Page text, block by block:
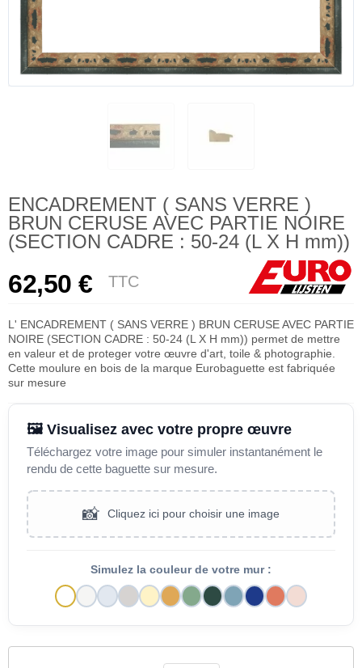
ENCADREMENT ( SANS VERRE )
BRUN CERUSE AVEC PARTIE NOIRE
(SECTION CADRE : 50-24 (L X H mm))
62,50 € TTC
L' ENCADREMENT ( SANS VERRE ) BRUN CERUSE AVEC PARTIE
NOIRE (SECTION CADRE : 50-24 (L X H mm)) permet de mettre
en valeur et de proteger votre œuvre d'art, toile & photographie.
Cette moulure en bois de la marque Eurobaguette est fabriquée
sur mesure
🖼️ Visualisez avec votre propre œuvre
Téléchargez votre image pour simuler instantanément le
rendu de cette baguette sur mesure.
📸 Cliquez ici pour choisir une image
Simulez la couleur de votre mur :